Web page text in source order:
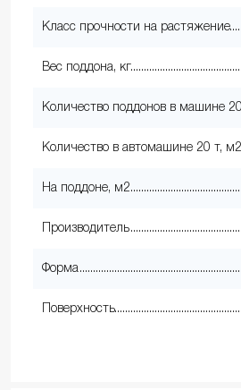
Класс прочности на растяжение
Вес поддона, кг
Количество поддонов в машине
Количество в автомашине 20 т, м2
На поддоне, м2
Производитель
Форма
Поверхность